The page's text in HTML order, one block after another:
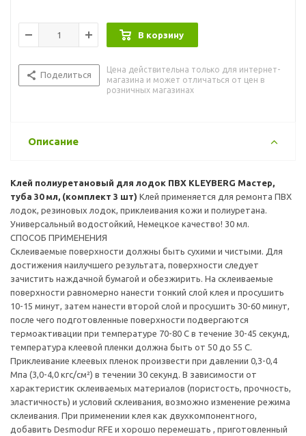
клея и просушить 10-15 минут, затем нанести второй слой и
просушить 30-60 минут, после чего подготовленные
температуре 70-80 С в течение 30-45 секунд, температура
клеевой пленки должна быть от 50 до 55 С. Приклеивание
эластичность) и условий склеивания, возможно изменение
перемешать , приготовленный клей имеет жизнеспособность
в течение 4 часов. Изделием можно пользоваться через 24
часа.
В корзину
Поделиться
Цена действительна только для интернет-
магазина и может отличаться от цен в
розничных магазинах
Описание
Клей полиуретановый для лодок ПВХ KLEYBERG Мастер,
туба 30 мл, (комплект 3 шт) Клей применяется для ремонта ПВХ
лодок, резиновых лодок, приклеивания кожи и полиуретана.
Универсальный водостойкий, Немецкое качество! 30 мл.
СПОСОБ ПРИМЕНЕНИЯ
Склеиваемые поверхности должны быть сухими и чистыми. Для
достижения наилучшего результата, поверхности следует
зачистить наждачной бумагой и обезжирить. На склеиваемые
поверхности равномерно нанести тонкий слой клея и просушить
10-15 минут, затем нанести второй слой и просушить 30-60 минут,
после чего подготовленные поверхности подвергаются
термоактивации при температуре 70-80 С в течение 30-45 секунд,
температура клеевой пленки должна быть от 50 до 55 С.
Приклеивание клеевых пленок произвести при давлении 0,3-0,4
Мпа (3,0-4,0 кгс/см²) в течении 30 секунд. В зависимости от
характеристик склеиваемых материалов (пористость, прочность,
эластичность) и условий склеивания, возможно изменение режима
склеивания. При применении клея как двухкомпонентного,
добавить Desmodur RFE и хорошо перемешать , приготовленный